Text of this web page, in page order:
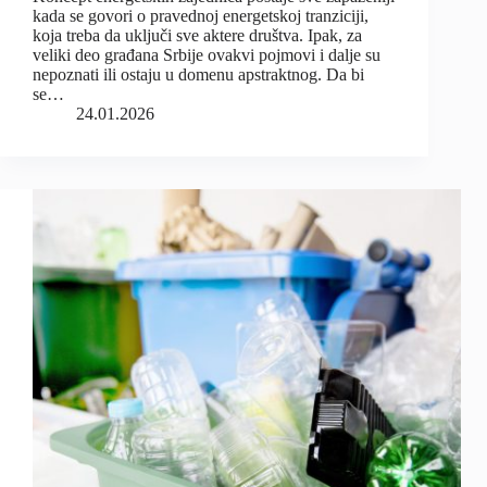
kada se govori o pravednoj energetskoj tranziciji,
koja treba da uključi sve aktere društva. Ipak, za
veliki deo građana Srbije ovakvi pojmovi i dalje su
nepoznati ili ostaju u domenu apstraktnog. Da bi
se…
24.01.2026